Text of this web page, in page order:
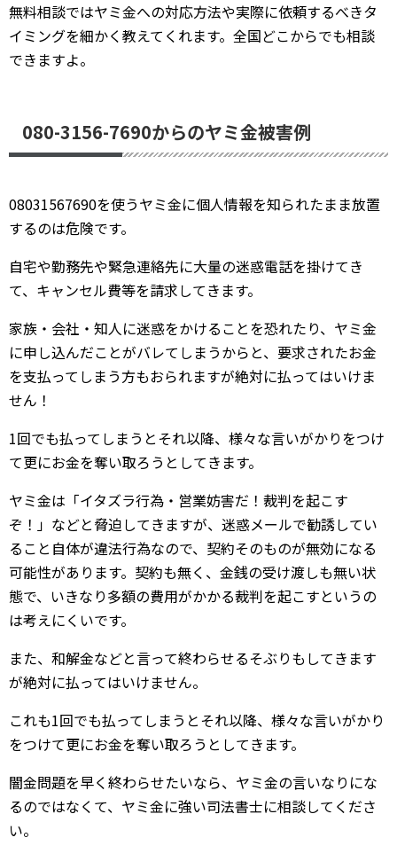
無料相談ではヤミ金への対応方法や実際に依頼するべきタ
イミングを細かく教えてくれます。全国どこからでも相談
できますよ。
080-3156-7690からのヤミ金被害例
08031567690を使うヤミ金に個人情報を知られたまま放置
するのは危険です。
自宅や勤務先や緊急連絡先に大量の迷惑電話を掛けてき
て、キャンセル費等を請求してきます。
家族・会社・知人に迷惑をかけることを恐れたり、ヤミ金
に申し込んだことがバレてしまうからと、要求されたお金
を支払ってしまう方もおられますが絶対に払ってはいけま
せん！
1回でも払ってしまうとそれ以降、様々な言いがかりをつけ
て更にお金を奪い取ろうとしてきます。
ヤミ金は「イタズラ行為・営業妨害だ！裁判を起こす
ぞ！」などと脅迫してきますが、迷惑メールで勧誘してい
ること自体が違法行為なので、契約そのものが無効になる
可能性があります。契約も無く、金銭の受け渡しも無い状
態で、いきなり多額の費用がかかる裁判を起こすというの
は考えにくいです。
また、和解金などと言って終わらせるそぶりもしてきます
が絶対に払ってはいけません。
これも1回でも払ってしまうとそれ以降、様々な言いがかり
をつけて更にお金を奪い取ろうとしてきます。
闇金問題を早く終わらせたいなら、ヤミ金の言いなりにな
るのではなくて、ヤミ金に強い司法書士に相談してくださ
い。